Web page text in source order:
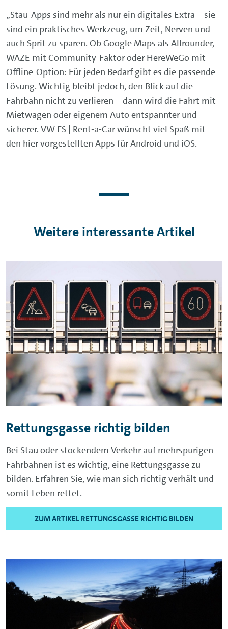
„Stau-Apps sind mehr als nur ein digitales Extra – sie
sind ein praktisches Werkzeug, um Zeit, Nerven und
auch Sprit zu sparen. Ob Google Maps als Allrounder,
WAZE mit Community-Faktor oder HereWeGo mit
Offline-Option: Für jeden Bedarf gibt es die passende
Lösung. Wichtig bleibt jedoch, den Blick auf die
Fahrbahn nicht zu verlieren – dann wird die Fahrt mit
Mietwagen oder eigenem Auto entspannter und
sicherer. VW FS | Rent-a-Car wünscht viel Spaß mit
den hier vorgestellten Apps für Android und iOS.
Weitere interessante Artikel
Rettungsgasse richtig bilden
Bei Stau oder stockendem Verkehr auf mehrspurigen
Fahrbahnen ist es wichtig, eine Rettungsgasse zu
bilden. Erfahren Sie, wie man sich richtig verhält und
somit Leben rettet.
ZUM ARTIKEL RETTUNGSGASSE RICHTIG BILDEN